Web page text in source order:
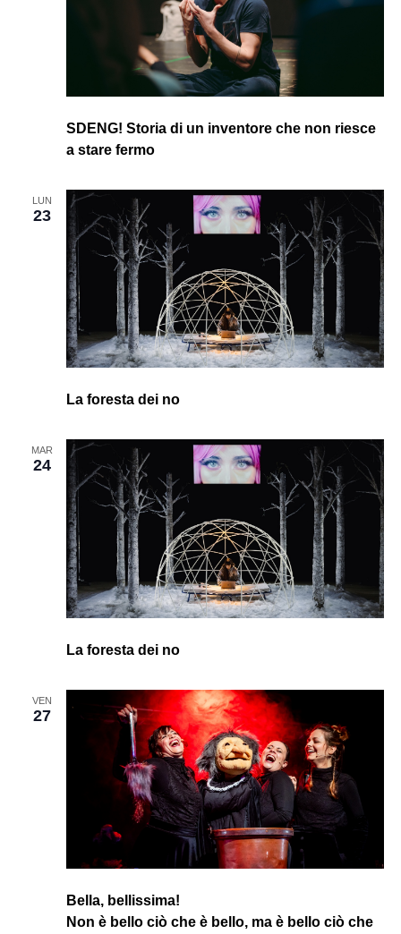
SDENG! Storia di un inventore che non riesce
a stare fermo
LUN
23
La foresta dei no
MAR
24
La foresta dei no
VEN
27
Bella, bellissima!
Non è bello ciò che è bello, ma è bello ciò che